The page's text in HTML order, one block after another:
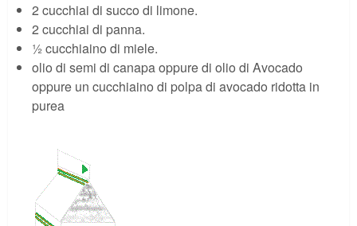
2 cucchiai di succo di limone.
2 cucchiai di panna.
½ cucchiaino di miele.
olio di semi di canapa oppure di olio di Avocado
oppure un cucchiaino di polpa di avocado ridotta in
purea